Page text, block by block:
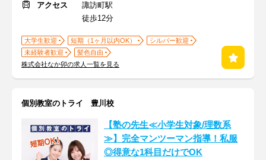
アクセス
諏訪町駅
徒歩12分
大学生歓迎 短期（1ヶ月以内OK）
シルバー歓迎
未経験者歓迎
髪色自由
株式会社なか卯の求人一覧を見る
個別教室のトライ 豊川校
【塾の先生≪小学生対象/理数系
≫】完全マンツーマン指導！私服
◎得意な1科目だけでOK